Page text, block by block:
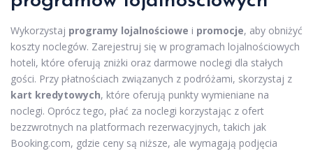
Wykorzystaj programy lojalnościowe i promocje, aby obniżyć
koszty noclegów. Zarejestruj się w programach lojalnościowych
hoteli, które oferują zniżki oraz darmowe noclegi dla stałych
gości. Przy płatnościach związanych z podróżami, skorzystaj z
kart kredytowych, które oferują punkty wymieniane na
noclegi. Oprócz tego, płać za noclegi korzystając z ofert
bezzwrotnych na platformach rezerwacyjnych, takich jak
Booking.com, gdzie ceny są niższe, ale wymagają podjęcia